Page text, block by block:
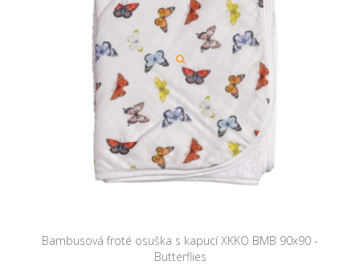
Bambusová froté osuška s kapucí XKKO BMB 90x90 -
Butterflies